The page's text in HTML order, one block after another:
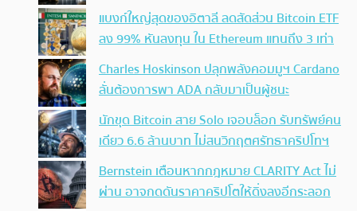
แบงก์ใหญ่สุดของอิตาลี ลดสัดส่วน Bitcoin ETF
ลง 99% หันลงทุน ใน Ethereum แทนถึง 3 เท่า
Charles Hoskinson ปลุกพลังคอมมูฯ Cardano
ลั่นต้องการพา ADA กลับมาเป็นผู้ชนะ
นักขุด Bitcoin สาย Solo เจอบล็อก รับทรัพย์คน
เดียว 6.6 ล้านบาท ไม่สนวิกฤตศรัทธาคริปโทฯ
Bernstein เตือนหากกฎหมาย CLARITY Act ไม่
ผ่าน อาจกดดันราคาคริปโตให้ดิ่งลงอีกระลอก